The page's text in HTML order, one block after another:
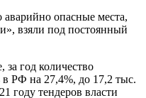
опасные места,
взяли под постоянный
за год количество
РФ на 27,4%, до 17,2 тыс.
году тендеров власти